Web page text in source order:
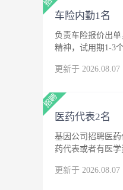
车险内勤1名
负责车险报价出
精神，试用期1-3
更新于 2026.08.07
医药代表2名
基因公司招聘医
药代表或者有医学
更新于 2026.08.07